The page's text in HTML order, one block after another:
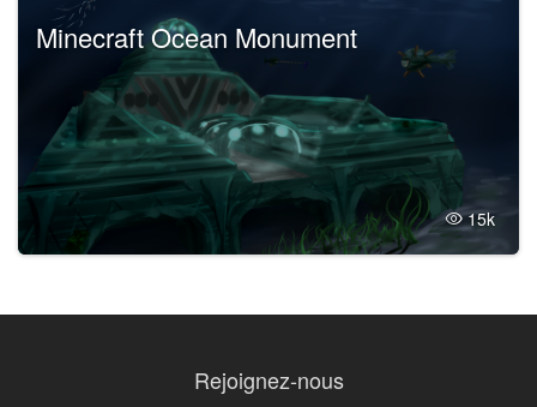
Minecraft Ocean Monument
15k
Rejoignez-nous